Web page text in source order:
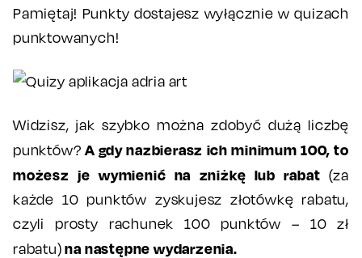
Pamiętaj! Punkty dostajesz wyłącznie w quizach
punktowanych!
Widzisz, jak szybko można zdobyć dużą liczbę
punktów? A gdy nazbierasz ich minimum 100, to
możesz je wymienić na zniżkę lub rabat (za
każde 10 punktów zyskujesz złotówkę rabatu,
czyli prosty rachunek 100 punktów – 10 zł
rabatu)na następne wydarzenia.